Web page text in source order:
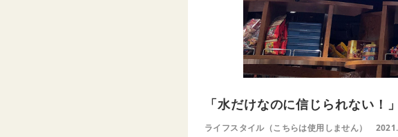
「水だけなのに信じられない！
ライフスタイル（こちらは使用しません）